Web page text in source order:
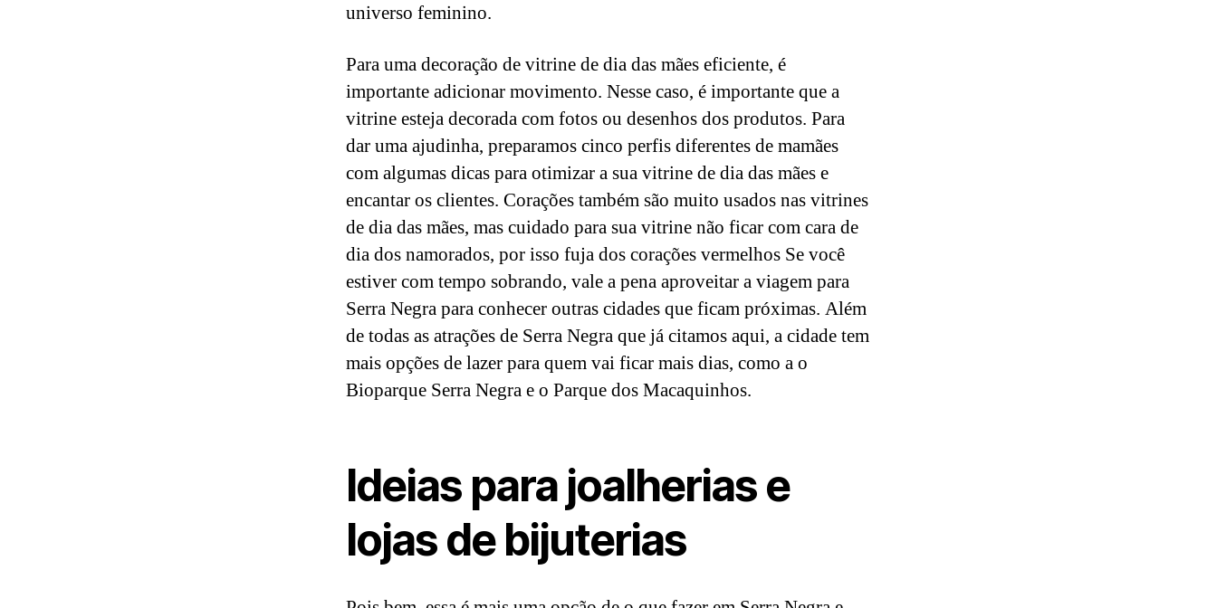
universo feminino.
Para uma decoração de vitrine de dia das mães eficiente, é
importante adicionar movimento. Nesse caso, é importante que a
vitrine esteja decorada com fotos ou desenhos dos produtos. Para
dar uma ajudinha, preparamos cinco perfis diferentes de mamães
com algumas dicas para otimizar a sua vitrine de dia das mães e
encantar os clientes. Corações também são muito usados nas vitrines
de dia das mães, mas cuidado para sua vitrine não ficar com cara de
dia dos namorados, por isso fuja dos corações vermelhos Se você
estiver com tempo sobrando, vale a pena aproveitar a viagem para
Serra Negra para conhecer outras cidades que ficam próximas. Além
de todas as atrações de Serra Negra que já citamos aqui, a cidade tem
mais opções de lazer para quem vai ficar mais dias, como a o
Bioparque Serra Negra e o Parque dos Macaquinhos.
Ideias para joalherias e
lojas de bijuterias